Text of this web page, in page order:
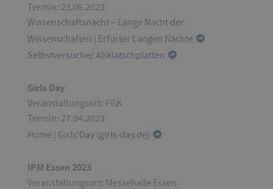
Termin: 23.06.2023
Wissenschaftsnacht – Lange Nacht der
Wissenschaften | Erfurter Langen Nächte
Selbstversuche/ Abklatschplatten
Girls Day
Veranstaltungsort: FGK
Termin: 27.04.2023
Home | Girls'Day (girls-day.de)
IPM Essen 2023
Veranstaltungsort: Messehalle Essen